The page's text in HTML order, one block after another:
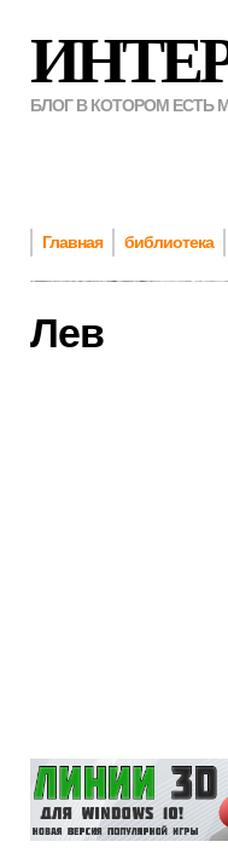
БЛОГ В КОТОРОМ ЕСТЬ
Главная библиотека
Лев